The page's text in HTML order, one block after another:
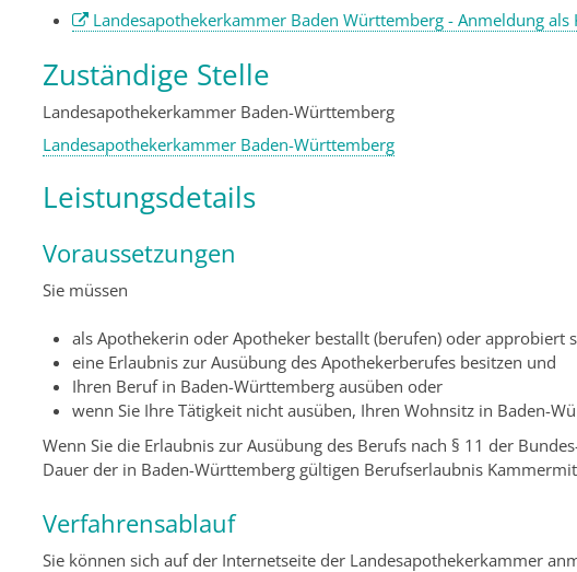
Landesapothekerkammer Baden Württemberg - Anmeldung
Zuständige Stelle
Landesapothekerkammer Baden-Württemberg
Landesapothekerkammer Baden-Württemberg
Leistungsdetails
Voraussetzungen
Sie müssen
als Apothekerin oder Apotheker bestallt (berufen) oder approbiert
eine Erlaubnis zur Ausübung des Apothekerberufes besitzen und
Ihren Beruf in Baden-Württemberg ausüben oder
wenn Sie Ihre Tätigkeit nicht ausüben, Ihren Wohnsitz in Baden-
Wenn Sie die Erlaubnis zur Ausübung des Berufs nach § 11 der
Dauer der in Baden-Württemberg gültigen Berufserlaubnis
Verfahrensablauf
Sie können sich auf der Internetseite der Landesapothekerkammer